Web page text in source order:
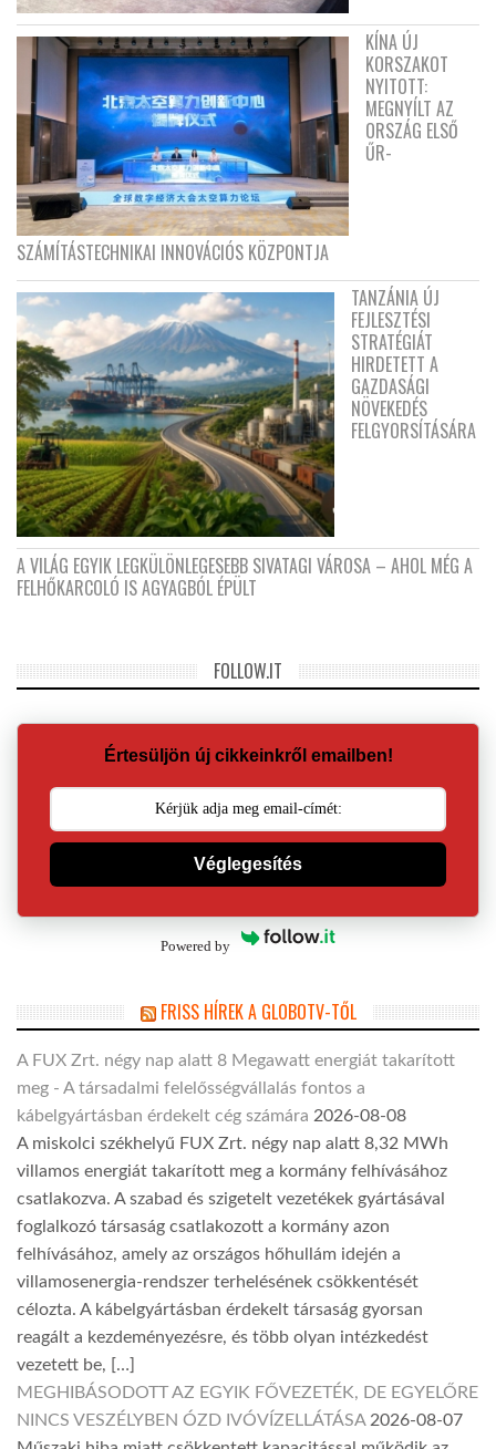
KÍNA ÚJ
KORSZAKOT
NYITOTT:
MEGNYÍLT AZ
ORSZÁG ELSŐ
ŰR-
SZÁMÍTÁSTECHNIKAI INNOVÁCIÓS KÖZPONTJA
TANZÁNIA ÚJ
FEJLESZTÉSI
STRATÉGIÁT
HIRDETETT A
GAZDASÁGI
NÖVEKEDÉS
FELGYORSÍTÁSÁRA
A VILÁG EGYIK LEGKÜLÖNLEGESEBB SIVATAGI VÁROSA – AHOL MÉG A
FELHŐKARCOLÓ IS AGYAGBÓL ÉPÜLT
FOLLOW.IT
Értesüljön új cikkeinkről emailben!
Véglegesítés
Powered by
FRISS HÍREK A GLOBOTV-TŐL
A FUX Zrt. négy nap alatt 8 Megawatt energiát takarított
meg - A társadalmi felelősségvállalás fontos a
kábelgyártásban érdekelt cég számára 2026-08-08
A miskolci székhelyű FUX Zrt. négy nap alatt 8,32 MWh
villamos energiát takarított meg a kormány felhívásához
csatlakozva. A szabad és szigetelt vezetékek gyártásával
foglalkozó társaság csatlakozott a kormány azon
felhívásához, amely az országos hőhullám idején a
villamosenergia-rendszer terhelésének csökkentését
célozta. A kábelgyártásban érdekelt társaság gyorsan
reagált a kezdeményezésre, és több olyan intézkedést
vezetett be, […]
MEGHIBÁSODOTT AZ EGYIK FŐVEZETÉK, DE EGYELŐRE
NINCS VESZÉLYBEN ÓZD IVÓVÍZELLÁTÁSA 2026-08-07